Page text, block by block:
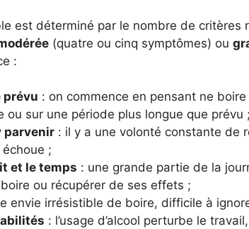
est déterminé par le nombre de critères
(quatre ou cinq symptômes) ou
:
prévu : on commence en pensant ne
ou sur une période plus longue que prévu ;
parvenir : il y a une volonté constante de
;
et le temps : une grande partie de la
ou récupérer de ses effets ;
envie irrésistible de boire, difficile à
: l’usage d’alcool perturbe le